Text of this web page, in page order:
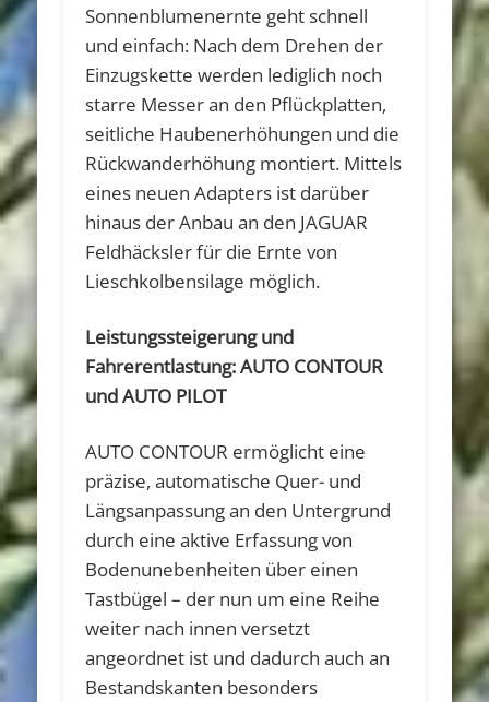
Sonnenblumenernte geht schnell
und einfach: Nach dem Drehen der
Einzugskette werden lediglich noch
starre Messer an den Pflückplatten,
seitliche Haubenerhöhungen und die
Rückwanderhöhung montiert. Mittels
eines neuen Adapters ist darüber
hinaus der Anbau an den JAGUAR
Feldhäcksler für die Ernte von
Lieschkolbensilage möglich.
Leistungssteigerung und
Fahrerentlastung: AUTO CONTOUR
und AUTO PILOT
AUTO CONTOUR ermöglicht eine
präzise, automatische Quer- und
Längsanpassung an den Untergrund
durch eine aktive Erfassung von
Bodenunebenheiten über einen
Tastbügel – der nun um eine Reihe
weiter nach innen versetzt
angeordnet ist und dadurch auch an
Bestandskanten besonders